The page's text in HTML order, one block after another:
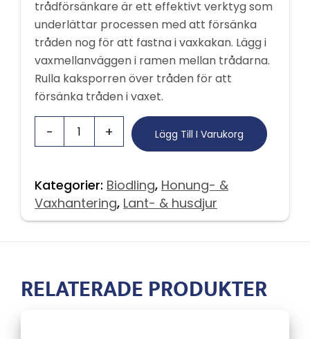
trådförsänkare är ett effektivt verktyg som
underlättar processen med att försänka
tråden nog för att fastna i vaxkakan. Lägg i
vaxmellanväggen i ramen mellan trådarna.
Rulla kaksporren över tråden för att
försänka tråden i vaxet.
Lägg Till I Varukorg
Kategorier: Biodling, Honung- &
Vaxhantering, Lant- & husdjur
RELATERADE PRODUKTER